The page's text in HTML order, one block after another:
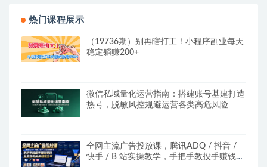
热门课程展示
（19736期）别再瞎打工！小程序副业每天
稳定躺赚200+
微信私域量化运营指南：搭建账号基建打造
热号，脱敏风控规避运营各类高危风险
全网主流广告投放课，腾讯ADQ / 抖音 /
快手 / B 站实操教学，手把手教投手赚钱变